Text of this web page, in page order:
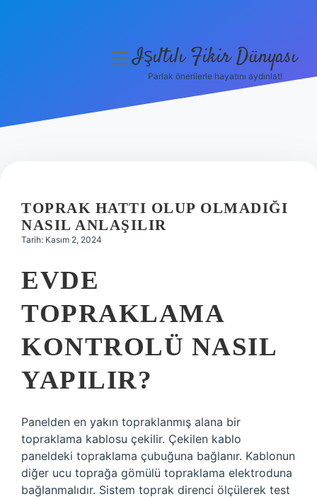
menüyüIşıltılı Fikir Dünyası
Parlak önerilerle hayatını aydınlat!
TOPRAK HATTI OLUP OLMADIĞI
NASIL ANLAŞILIR
Tarih: Kasım 2, 2024
EVDE
TOPRAKLAMA
KONTROLÜ NASIL
YAPILIR?
Panelden en yakın topraklanmış alana bir
topraklama kablosu çekilir. Çekilen kablo
paneldeki topraklama çubuğuna bağlanır. Kablonun
diğer ucu toprağa gömülü topraklama elektroduna
bağlanmalıdır. Sistem toprak direnci ölçülerek test